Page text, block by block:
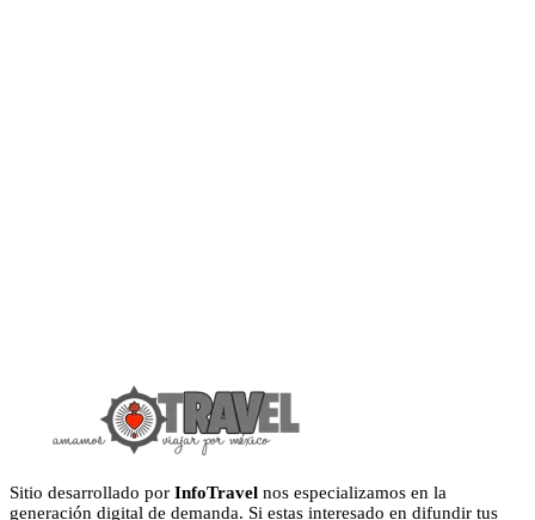
Sitio desarrollado por InfoTravel nos especializamos en la
generación digital de demanda. Si estas interesado en difundir tus